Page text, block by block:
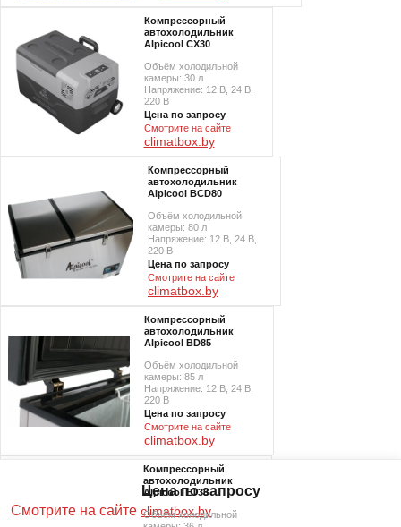
Цена по запросу
Смотрите на сайте climatbox.by
Компрессорный
автохолодильник
Alpicool CX30
Объём холодильной
камеры: 30 л
Напряжение: 12 В, 24 В,
220 В
Цена по запросу
Смотрите на сайте
climatbox.by
Компрессорный
автохолодильник
Alpicool BCD80
Объём холодильной
камеры: 80 л
Напряжение: 12 В, 24 В,
220 В
Цена по запросу
Смотрите на сайте
climatbox.by
Компрессорный
автохолодильник
Alpicool BD85
Объём холодильной
камеры: 85 л
Напряжение: 12 В, 24 В,
220 В
Цена по запросу
Смотрите на сайте
climatbox.by
Компрессорный
автохолодильник
Alpicool ET36
Объём холодильной